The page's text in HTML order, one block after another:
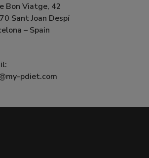
Bon Viatge, 42
Sant Joan Despí
– Spain
pdiet.com